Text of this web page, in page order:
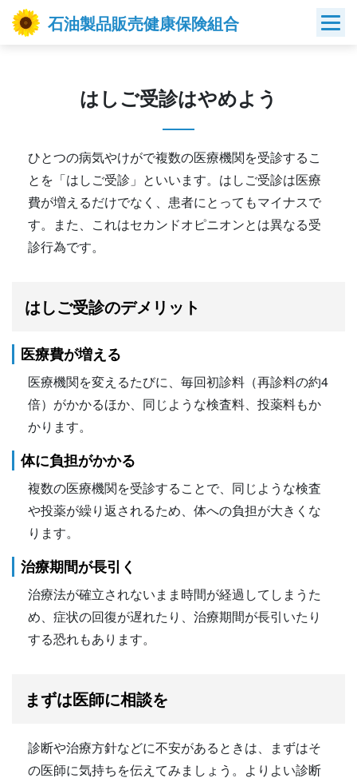
Skip
石油製品販売健康保険組合
はしご受診はやめよう
ひとつの病気やけがで複数の医療機関を受診するこ
とを「はしご受診」といいます。はしご受診は医療
費が増えるだけでなく、患者にとってもマイナスで
す。また、これはセカンドオピニオンとは異なる受
診行為です。
はしご受診のデメリット
医療費が増える
医療機関を変えるたびに、毎回初診料（再診料の約4
倍）がかかるほか、同じような検査料、投薬料もか
かります。
体に負担がかかる
複数の医療機関を受診することで、同じような検査
や投薬が繰り返されるため、体への負担が大きくな
ります。
治療期間が長引く
治療法が確立されないまま時間が経過してしまうた
め、症状の回復が遅れたり、治療期間が長引いたり
する恐れもあります。
まずは医師に相談を
診断や治療方針などに不安があるときは、まずはそ
の医師に気持ちを伝えてみましょう。よりよい診断